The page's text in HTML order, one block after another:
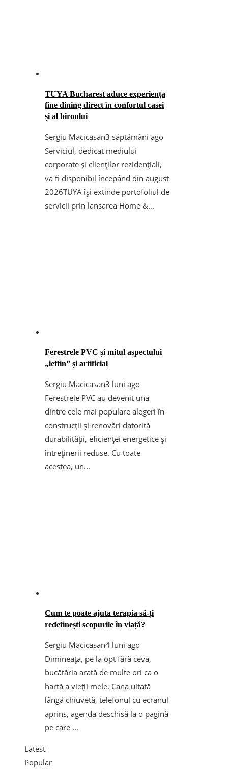
TUYA Bucharest aduce experiența
fine dining direct în confortul casei
și al biroului
Sergiu Macicasan3 săptămâni ago
Serviciul, dedicat mediului
corporate și clienților rezidențiali,
va fi disponibil începând din august
2026TUYA își extinde portofoliul de
servicii prin lansarea Home &...
Ferestrele PVC și mitul aspectului
„ieftin” și artificial
Sergiu Macicasan3 luni ago
Ferestrele PVC au devenit una
dintre cele mai populare alegeri în
construcții și renovări datorită
durabilității, eficienței energetice și
întreținerii reduse. Cu toate
acestea, un...
Cum te poate ajuta terapia să-ți
redefinești scopurile în viață?
Sergiu Macicasan4 luni ago
Dimineața, pe la opt fără ceva,
bucătăria arată de multe ori ca o
hartă a vieții mele. Cana uitată
lângă chiuvetă, telefonul cu ecranul
aprins, agenda deschisă la o pagină
pe care ...
Latest
Popular